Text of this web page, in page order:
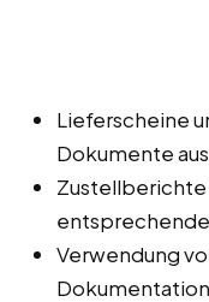
Lieferscheine
Dokumente
Zustellberichte
Verwendung